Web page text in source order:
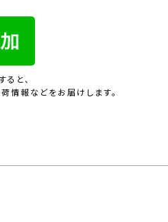
と、
情報などをお届けします。